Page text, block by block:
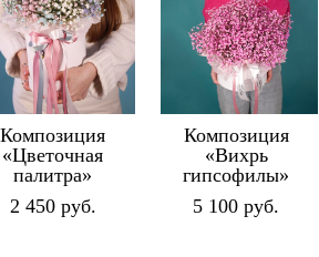
Композиция
«Цветочная
палитра»
2 450 pуб.
Композиция
«Вихрь
гипсофилы»
5 100 pуб.